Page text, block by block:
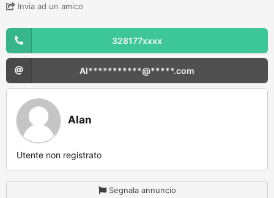
Invia ad un amico
328177xxxx
Al***********@*****.com
Alan
Utente non registrato
Segnala annuncio